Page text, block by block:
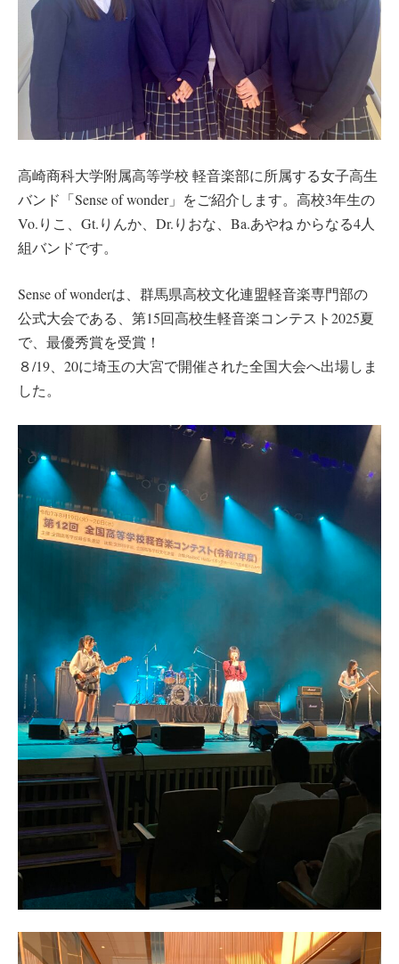
高崎商科大学附属高等学校 軽音楽部に所属する女子高生
バンド「Sense of wonder」をご紹介します。高校3年生の
Vo.りこ、Gt.りんか、Dr.りおな、Ba.あやね からなる4人
組バンドです。
Sense of wonderは、群馬県高校文化連盟軽音楽専門部の
公式大会である、第15回高校生軽音楽コンテスト2025夏
で、最優秀賞を受賞！
８/19、20に埼玉の大宮で開催された全国大会へ出場しま
した。